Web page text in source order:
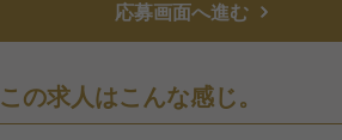
応募画面へ進む
この求人はこんな感じ。